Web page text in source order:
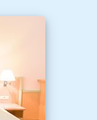
im Mariazeller
nun auch die